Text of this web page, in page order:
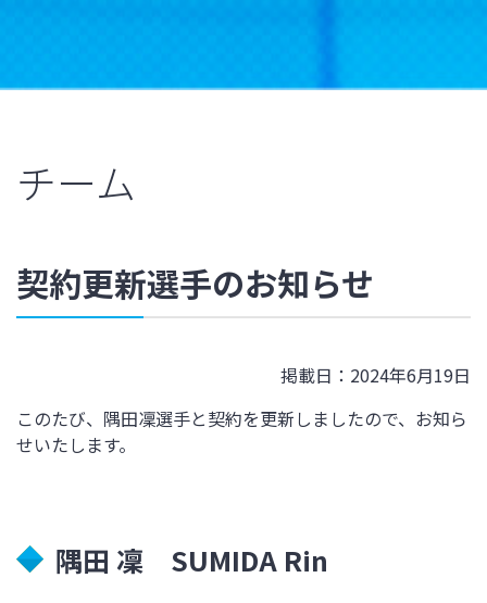
チーム
契約更新選手のお知らせ
掲載日：2024年6月19日
このたび、隅田凜選手と契約を更新しましたので、お知ら
せいたします。
隅田 凜 SUMIDA Rin